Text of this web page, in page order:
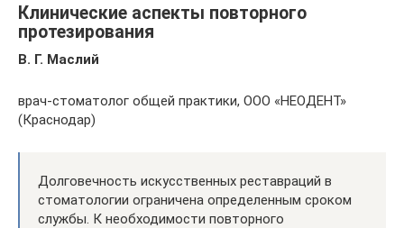
Клинические аспекты повторного
протезирования
В. Г. Маслий
врач-стоматолог общей практики, ООО «НЕОДЕНТ»
(Краснодар)
Долговечность искусственных реставраций в
стоматологии ограничена определенным сроком
службы. К необходимости повторного